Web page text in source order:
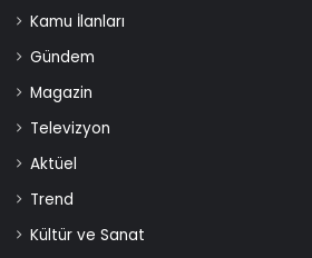
Kamu İlanları
Gündem
Magazin
Televizyon
Aktüel
Trend
Kültür ve Sanat